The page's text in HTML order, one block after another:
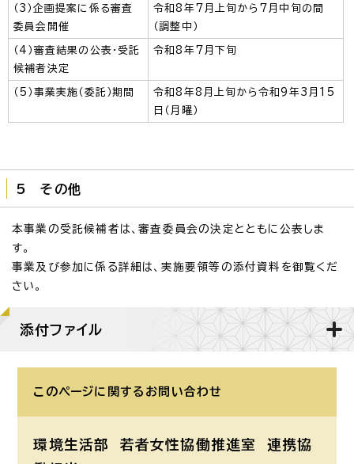
（3）企画提案に係る審査
委員会開催
令和8年7月上旬から7月中旬の間
（調整中）
（4）審査結果の公表・受託
候補者決定
令和8年7月下旬
（5）事業実施（委託）期間
令和8年8月上旬から令和9年3月15
日（月曜）
5 その他
本事業の受託候補者は、審査委員会の決定とともに公表しま
す。
事業及び参加に係る詳細は、実施要領等の添付資料を御覧くだ
さい。
添付ファイル
このページに関する お問い合わせ
環境生活部 若者女性協働推進室
連携協